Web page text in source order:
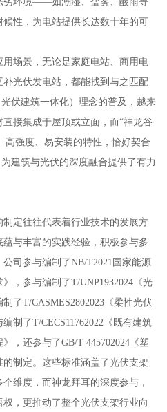
性，为电站提供长达数十年的可
场景，无论是家庭电站、商用电
光伏发电站，都能找到与之匹配
伏建筑一体化）理念的普及，越来
接集成于屋顶或立面，而“神龙谷
高强度、易安装的特性，恰好契合
建筑与光伏的深度融合提供了有力
定往往代表着行业技术的发展方
与丰富的实践经验，积极参与多
司参与编制了NB/T2021国家能源
，参与编制了T/UNP1932024《光
了T/CASMES2802023《柔性光伏
制了T/CECS11762022《既有建筑
，还参与了GB/T 445702024《塑
制定。这些标准涵盖了光伏支架
维度，而神龙拜耳的深度参与，
，更推动了整个光伏支架行业向